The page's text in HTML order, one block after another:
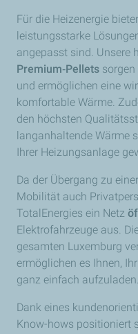
Für die Heizenergie
leistungsstarke
angepasst sind. Unsere
Premium‑Pellets
und ermöglichen eine
komfortable Wärme.
den höchsten
langanhaltende Wärme
Ihrer Heizungsanlage
Da der Übergang zu
Mobilität auch
TotalEnergies ein Netz
Elektrofahrzeuge aus.
gesamten Luxemburg
ermöglichen es Ihnen,
ganz einfach aufzuladen.
Dank eines
Know-hows positioniert